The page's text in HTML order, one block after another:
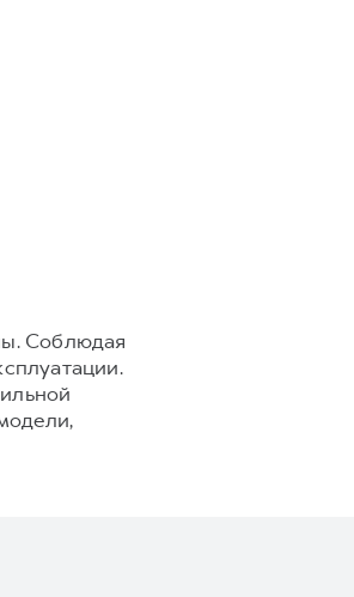
Соблюдая